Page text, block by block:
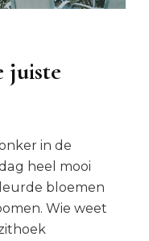
juiste
in de
heel mooi
bloemen
Wie weet